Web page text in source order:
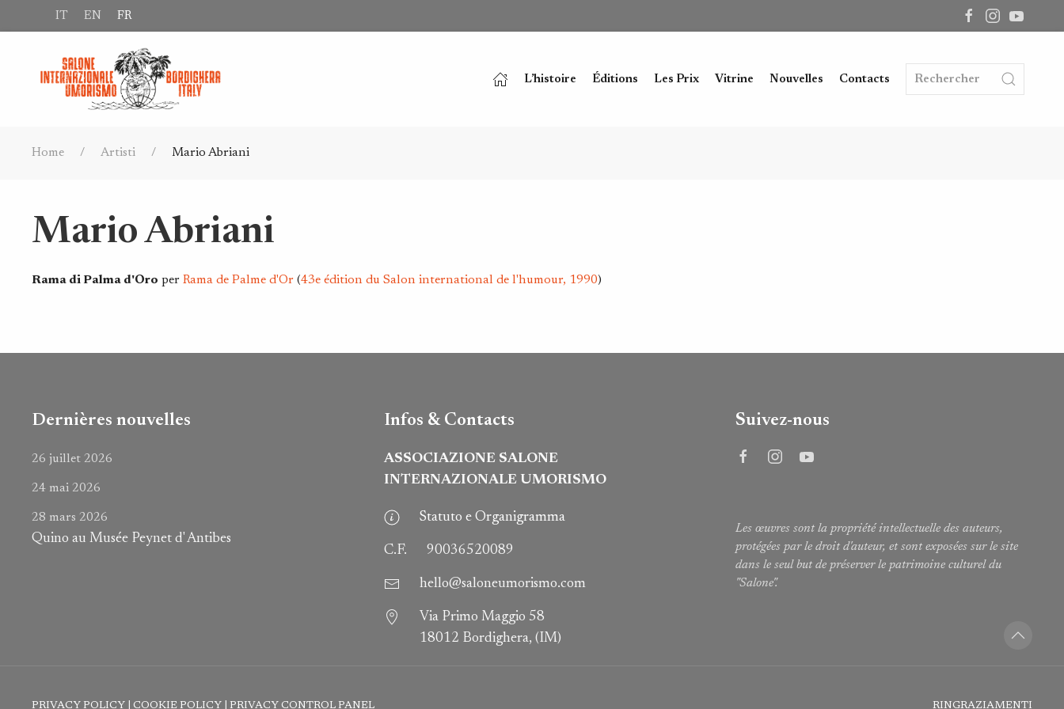
IT EN FR
L’histoire Éditions Les Prix Vitrine Nouvelles Contacts
Home Artisti Mario Abriani
Mario Abriani
Rama di Palma d'Oro per Rama de Palme d'Or (43e édition du Salon international de l'humour, 1990)
Dernières nouvelles
26 juillet 2026
24 mai 2026
28 mars 2026
Quino au Musée Peynet d' Antibes
Infos & Contacts
ASSOCIAZIONE SALONE
INTERNAZIONALE UMORISMO
Statuto e Organigramma
C.F. 90036520089
hello@saloneumorismo.com
Via Primo Maggio 58
18012 Bordighera, (IM)
Suivez-nous
Les œuvres sont la propriété intellectuelle des auteurs,
protégées par le droit d'auteur, et sont exposées sur le site
dans le seul but de préserver le patrimoine culturel du
"Salone".
PRIVACY POLICY COOKIE POLICY PRIVACY CONTROL PANEL RINGRAZIAMENTI